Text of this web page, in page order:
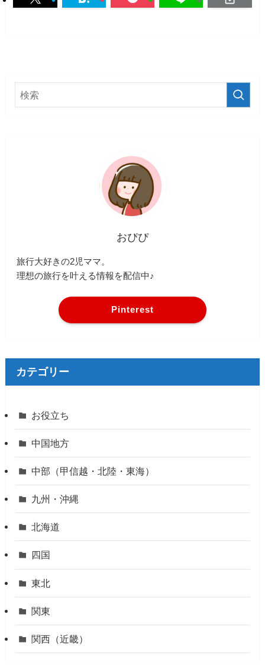
おぴぴ
旅行大好きの2児ママ。
理想の旅行を叶える情報を配信中♪
Pinterest
カテゴリー
お役立ち
中国地方
中部（甲信越・北陸・東海）
九州・沖縄
北海道
四国
東北
関東
関西（近畿）